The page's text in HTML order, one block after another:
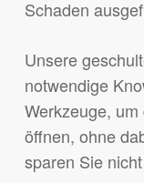
Schaden
Unsere
notwendige
Werkzeuge,
öffnen, ohne
sparen Sie